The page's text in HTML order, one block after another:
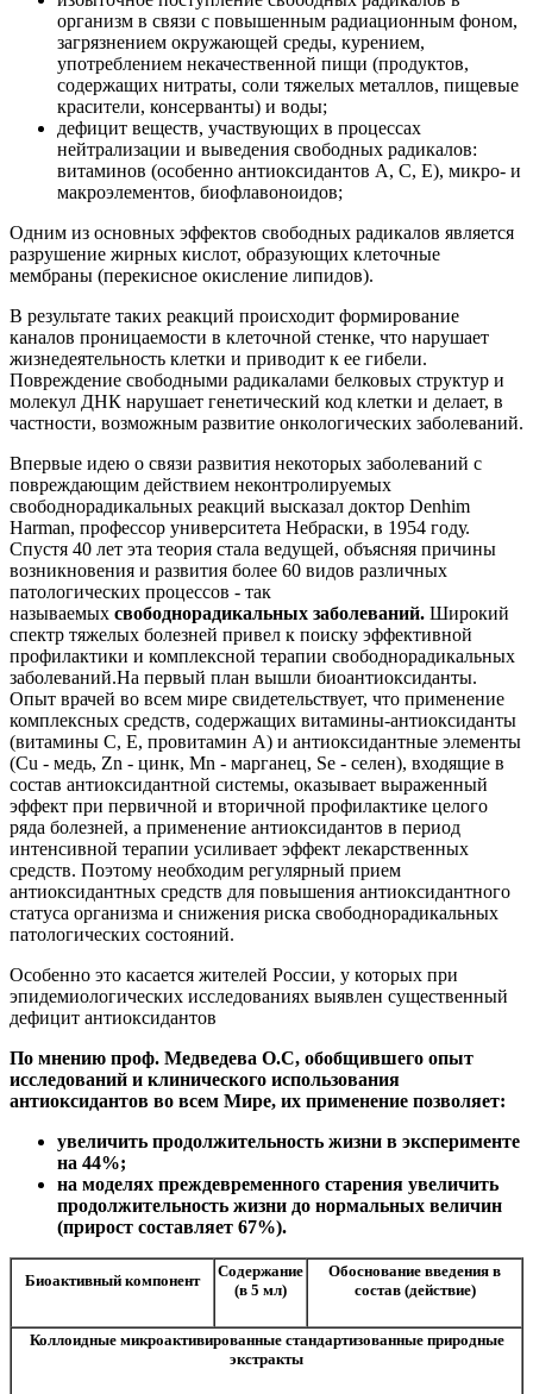
организм в связи с повышенным радиационным фоном,
загрязнением окружающей среды, курением,
употреблением некачественной пищи (продуктов,
содержащих нитраты, соли тяжелых металлов, пищевые
красители, консерванты) и воды;
дефицит веществ, участвующих в процессах
нейтрализации и выведения свободных радикалов:
витаминов (особенно антиоксидантов А, С, Е), микро- и
макроэлементов, биофлавоноидов;
Одним из основных эффектов свободных радикалов является
разрушение жирных кислот, образующих клеточные
мембраны (перекисное окисление липидов).
В результате таких реакций происходит формирование
каналов проницаемости в клеточной стенке, что нарушает
жизнедеятельность клетки и приводит к ее гибели.
Повреждение свободными радикалами белковых структур и
молекул ДНК нарушает генетический код клетки и делает, в
частности, возможным развитие онкологических заболеваний.
Впервые идею о связи развития некоторых заболеваний с
повреждающим действием неконтролируемых
свободнорадикальных реакций высказал доктор Denhim
Harman, профессор университета Небраски, в 1954 году.
Спустя 40 лет эта теория стала ведущей, объясняя причины
возникновения и развития более 60 видов различных
патологических процессов - так
называемых свободнорадикальных заболеваний. Широкий
спектр тяжелых болезней привел к поиску эффективной
профилактики и комплексной терапии свободнорадикальных
заболеваний.На первый план вышли биоантиоксиданты.
Опыт врачей во всем мире свидетельствует, что применение
комплексных средств, содержащих витамины-антиоксиданты
(витамины С, Е, провитамин А) и антиоксидантные элементы
(Cu - медь, Zn - цинк, Mn - марганец, Se - селен), входящие в
состав антиоксидантной системы, оказывает выраженный
эффект при первичной и вторичной профилактике целого
ряда болезней, а применение антиоксидантов в период
интенсивной терапии усиливает эффект лекарственных
средств. Поэтому необходим регулярный прием
антиоксидантных средств для повышения антиоксидантного
статуса организма и снижения риска свободнорадикальных
патологических состояний.
Особенно это касается жителей России, у которых при
эпидемиологических исследованиях выявлен существенный
дефицит антиоксидантов
По мнению проф. Медведева О.С, обобщившего опыт
исследований и клинического использования
антиоксидантов во всем Мире, их применение позволяет:
увеличить продолжительность жизни в эксперименте
на 44%;
на моделях преждевременного старения увеличить
продолжительность жизни до нормальных величин
(прирост составляет 67%).
Биоактивный компонент
Содержание
(в 5 мл)
Обоснование введения в
состав (действие)
Коллоидные микроактивированные стандартизованные природные
экстракты